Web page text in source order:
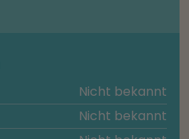
Nicht bekannt
Nicht bekannt